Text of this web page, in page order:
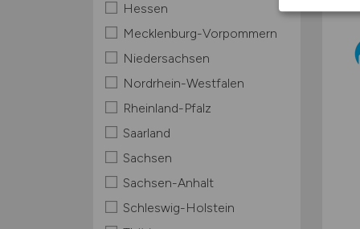
Hessen
Mecklenburg-Vorpommern
Niedersachsen
Nordrhein-Westfalen
Rheinland-Pfalz
Saarland
Sachsen
Sachsen-Anhalt
Schleswig-Holstein